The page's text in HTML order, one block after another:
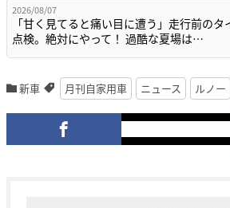
2026/08/07
「甘く見てると痛い目に遭う」走行前のタ
点検。絶対にやって！ 過酷な夏場は…
新車 月刊自家用車 ニュース ルノー